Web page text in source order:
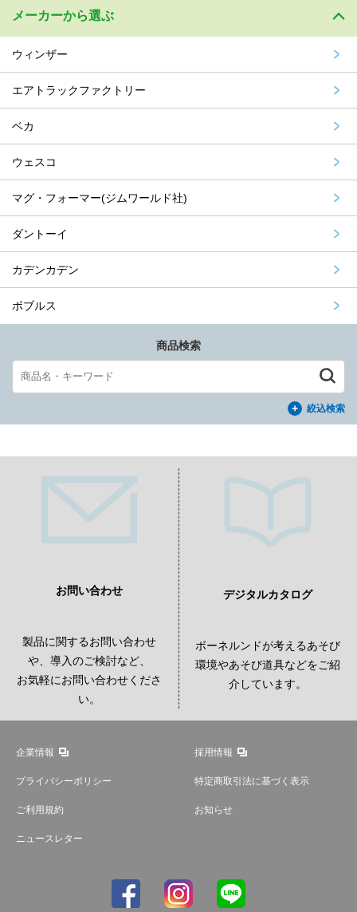
メーカーから選ぶ
ウィンザー
エアトラックファクトリー
ベカ
ウェスコ
マグ・フォーマー(ジムワールド社)
ダントーイ
カデンカデン
ボブルス
商品検索
絞込検索
お問い合わせ
製品に関するお問い合わせ
や、導入のご検討など、
お気軽にお問い合わせくださ
い。
デジタルカタログ
ボーネルンドが考えるあそび
環境やあそび道具などをご紹
介しています。
企業情報 採用情報
プライバシーポリシー 特定商取引法に基づく表示
ご利用規約 お知らせ
ニュースレター